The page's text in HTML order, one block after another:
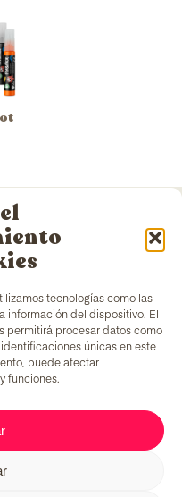
tecnologías como las
información del dispositivo. El
permitirá procesar datos como
únicas en este
puede afectar
funciones.
de pinturas en
para la creación de
al agua, elaborada
EN-71, que cuentan
en el mercado:
en situación de
54-64